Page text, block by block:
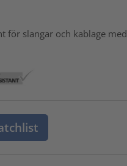
för slangar och kablage med